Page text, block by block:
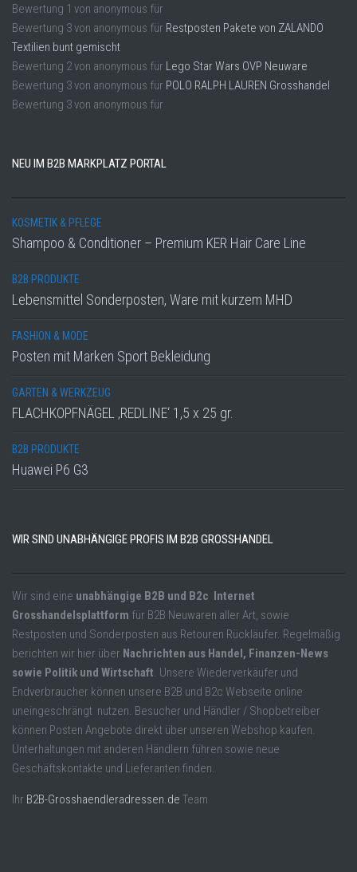
Bewertung 1 von anonymous für
Bewertung 3von anonymous für Restposten Pakete von ZALANDO
Textilien bunt gemischt
Bewertung 2von anonymous für Lego Star Wars OVP Neuware
Bewertung 3von anonymous für POLO RALPH LAUREN Grosshandel
Bewertung 3von anonymous für
NEU IM B2B MARKPLATZ PORTAL
KOSMETIK & PFLEGE
Shampoo & Conditioner – Premium KER Hair Care Line
B2B PRODUKTE
Lebensmittel Sonderposten, Ware mit kurzem MHD
FASHION & MODE
Posten mit Marken Sport Bekleidung
GARTEN & WERKZEUG
FLACHKOPFNÄGEL ‚REDLINE‘ 1,5 x 25 gr.
B2B PRODUKTE
Huawei P6 G3
WIR SIND UNABHÄNGIGE PROFIS IM B2B GROSSHANDEL
Wir sind eine unabhängige B2B und B2c Internet
Grosshandelsplattform für B2B Neuwaren aller Art, sowie
Restposten und Sonderposten aus Retouren Rückläufer. Regelmäßig
berichten wir hier über Nachrichten aus Handel, Finanzen-News
sowie Politik und Wirtschaft . Unsere Wiederverkäufer und
Endverbraucher können unsere B2B und B2c Webseite online
uneingeschrängt nutzen. Besucher und Händler / Shopbetreiber
können Posten Angebote direkt über unseren Webshop kaufen.
Unterhaltungen mit anderen Händlern führen sowie neue
Geschäftskontakte und Lieferanten finden.
Ihr B2B-Grosshaendleradressen.de Team